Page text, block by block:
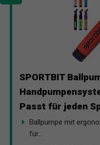
SPORTBIT
Passt für jeden
Ballpumpe mit
für...